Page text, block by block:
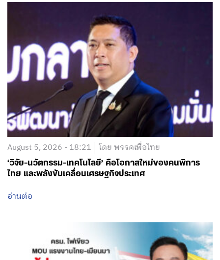
August 5, 2026 - 18:21 โดย พรรคเพื่อไทย
‘วิจัย-นวัตกรรม-เทคโนโลยี’ คือโอกาสใหม่ของคนพิการ
ไทย และพลังขับเคลื่อนเศรษฐกิจประเทศ
อ่านต่อ